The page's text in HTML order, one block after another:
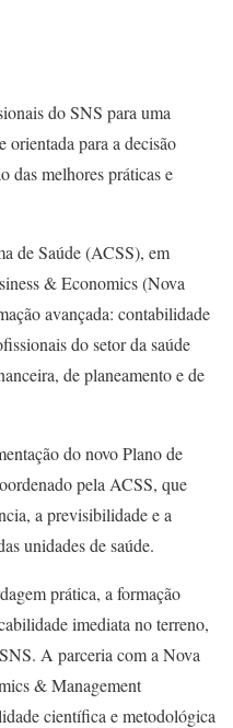
do SNS para uma
orientada para a decisão
das melhores práticas e
de Saúde (ACSS), em
& Economics (Nova
avançada: contabilidade
do setor da saúde
de planeamento e de
do novo Plano de
pela ACSS, que
a previsibilidade e a
unidades de saúde.
prática, a formação
imediata no terreno,
A parceria com a Nova
& Management
científica e metodológica